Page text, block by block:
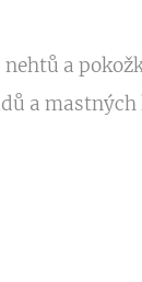
a
a mastných